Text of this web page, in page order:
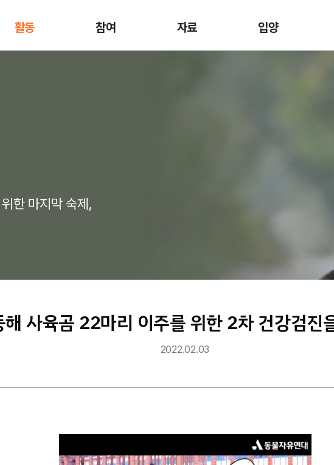
활동 참여 자료 입양
한 마지막 숙제,
사육곰 22마리 이주를 위한 2차 건강검진
2022.02.03